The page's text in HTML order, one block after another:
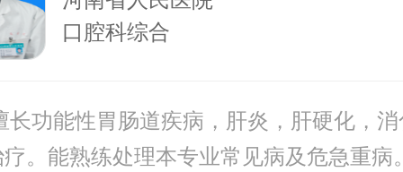
口腔科综合
。能熟练处理本专业常见病及危急重病